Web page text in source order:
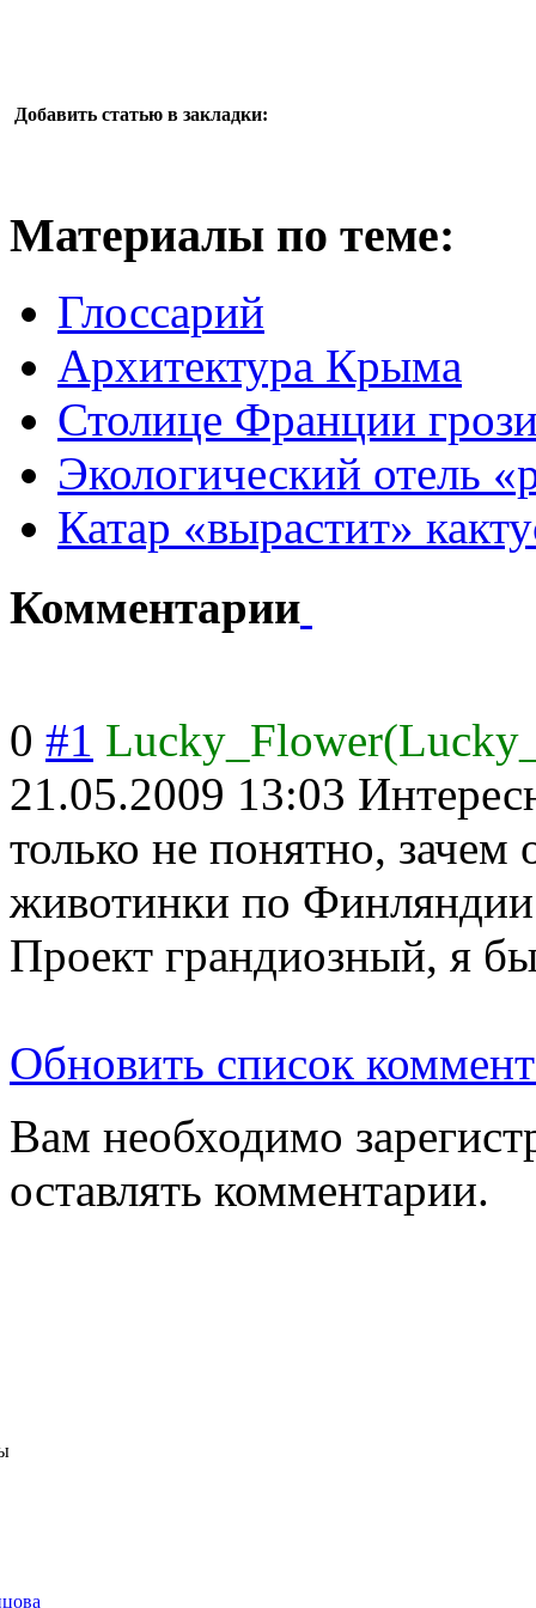
Добавить статью в закладки:
Материалы по теме:
Глоссарий
Архитектура Крыма
Столице Франции
Экологический отель
Катар «вырастит»
Комментарии
0 #1
21.05.2009 13:03
только не понятно, зачем
животинки по Финляндии
Проект грандиозный, я
Обновить список
Вам необходимо
оставлять комментарии.